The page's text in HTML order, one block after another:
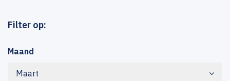
Filter op:
Maand
Maart